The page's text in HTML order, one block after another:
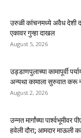
उरुळी कांचनमध्ये अवैध देशी
एकावर गुन्हा दाखल
August 5, 2026
उड्डाणपुलाच्या कामापूर्वी
अन्यथा कामाला सुरुवात करू
August 2, 2026
उन्नत मार्गांच्या
हवेली दौरा; आमदार माऊली